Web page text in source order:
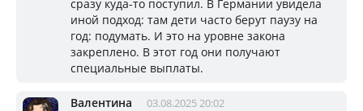
сразу куда-то поступил. В Германии увидела
иной подход: там дети часто берут паузу на
год: подумать. И это на уровне закона
закреплено. В этот год они получают
специальные выплаты.
Валентина 03.08.2025 20:02